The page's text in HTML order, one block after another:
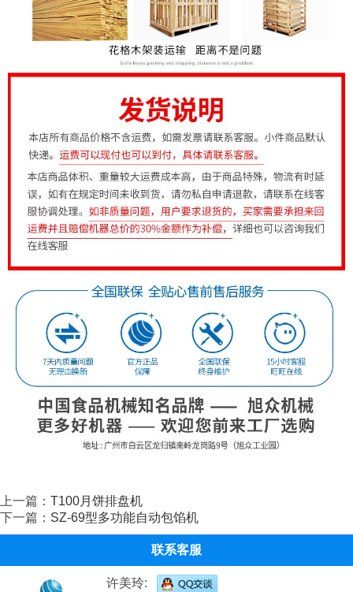
上一篇： T100月饼排盘机
下一篇： SZ-69型多功能自动包馅机
联系客服
许美玲: